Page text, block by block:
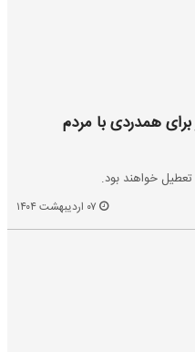
همدردی با مردم
خواهند بود.